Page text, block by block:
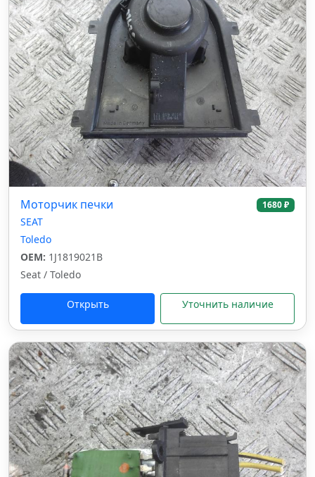
Моторчик печки 1680 ₽
SEAT
Toledo
OEM: 1J1819021B
Seat / Toledo
Открыть Уточнить наличие